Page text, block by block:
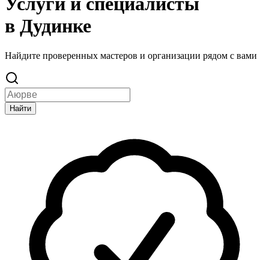
в Дудинке
Найдите проверенных мастеров и организации рядом с вами
Найти